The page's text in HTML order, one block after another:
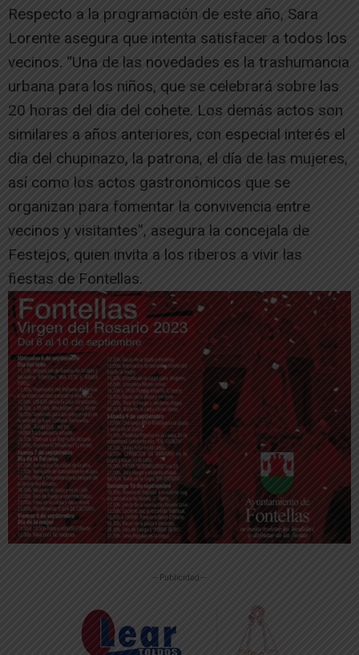
Respecto a la programación de este año, Sara
Lorente asegura que intenta satisfacer a todos los
vecinos. “Una de las novedades es la trashumancia
urbana para los niños, que se celebrará sobre las
20 horas del día del cohete. Los demás actos son
similares a años anteriores, con especial interés el
día del chupinazo, la patrona, el día de las mujeres,
así como los actos gastronómicos que se
organizan para fomentar la convivencia entre
vecinos y visitantes”, asegura la concejala de
Festejos, quien invita a los riberos a vivir las
fiestas de Fontellas.
-- Publicidad --